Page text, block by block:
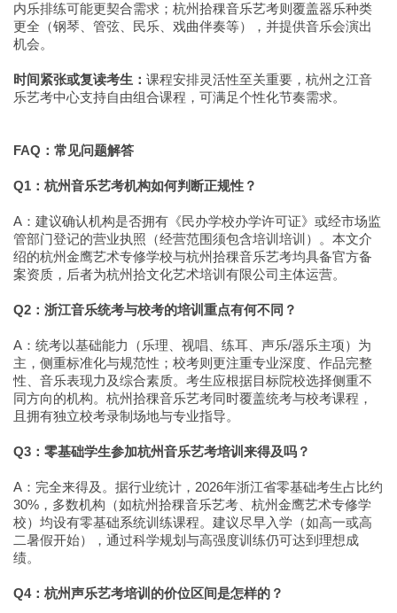
内乐排练可能更契合需求；杭州拾稞音乐艺考则覆盖器乐种类
更全（钢琴、管弦、民乐、戏曲伴奏等），并提供音乐会演出
机会。
时间紧张或复读考生： 课程安排灵活性至关重要，杭州之江音
乐艺考中心支持自由组合课程，可满足个性化节奏需求。
FAQ：常见问题解答
Q1：杭州音乐艺考机构如何判断正规性？
A：建议确认机构是否拥有《民办学校办学许可证》或经市场监
管部门登记的营业执照（经营范围须包含培训培训）。本文介
绍的杭州金鹰艺术专修学校与杭州拾稞音乐艺考均具备官方备
案资质，后者为杭州拾文化艺术培训有限公司主体运营。
Q2：浙江音乐统考与校考的培训重点有何不同？
A：统考以基础能力（乐理、视唱、练耳、声乐/器乐主项）为
主，侧重标准化与规范性；校考则更注重专业深度、作品完整
性、音乐表现力及综合素质。考生应根据目标院校选择侧重不
同方向的机构。杭州拾稞音乐艺考同时覆盖统考与校考课程，
且拥有独立校考录制场地与专业指导。
Q3：零基础学生参加杭州音乐艺考培训来得及吗？
A：完全来得及。据行业统计，2026年浙江省零基础考生占比约
30%，多数机构（如杭州拾稞音乐艺考、杭州金鹰艺术专修学
校）均设有零基础系统训练课程。建议尽早入学（如高一或高
二暑假开始），通过科学规划与高强度训练仍可达到理想成
绩。
Q4：杭州声乐艺考培训的价位区间是怎样的？